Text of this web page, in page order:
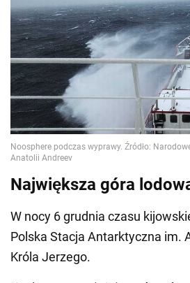
Największa góra
W nocy 6 grudnia czasu
Polska Stacja Antarktyczna im.
Króla Jerzego.